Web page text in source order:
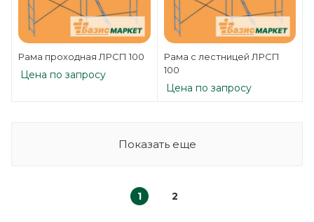
Рама проходная ЛРСП 100
Цена по запросу
Рама с лестницей ЛРСП
100
Цена по запросу
Показать еще
1 2